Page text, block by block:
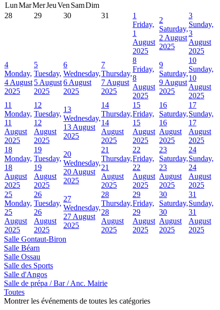
LunMarMerJeuVen SamDim
28
29 30 31
1
Friday,
1
August
2025
2
Saturday,
2 August
2025
3
Sunday,
3
August
2025
4
Monday,
4 August
2025
5
Tuesday,
5 August
2025
6
Wednesday,
6 August
2025
7
Thursday,
7 August
2025
8
Friday,
8
August
2025
9
Saturday,
9 August
2025
10
Sunday,
10
August
2025
11
Monday,
11
August
2025
12
Tuesday,
12
August
2025
13
Wednesday,
13 August
2025
14
Thursday,
14
August
2025
15
Friday,
15
August
2025
16
Saturday,
16
August
2025
17
Sunday,
17
August
2025
18
Monday,
18
August
2025
19
Tuesday,
19
August
2025
20
Wednesday,
20 August
2025
21
Thursday,
21
August
2025
22
Friday,
22
August
2025
23
Saturday,
23
August
2025
24
Sunday,
24
August
2025
25
Monday,
25
August
2025
26
Tuesday,
26
August
2025
27
Wednesday,
27 August
2025
28
Thursday,
28
August
2025
29
Friday,
29
August
2025
30
Saturday,
30
August
2025
31
Sunday,
31
August
2025
Salle Gontaut-Biron
Salle Béarn
Salle Ossau
Salle des Sports
Salle d'Angos
Salle de prépa / Bar / Anc. Mairie
Toutes
Montrer les événements de toutes les catégories